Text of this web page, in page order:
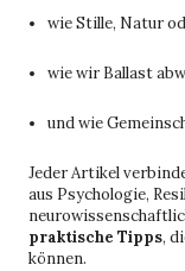
wie Stille, Natur
wie wir Ballast
und wie
Jeder Artikel
aus Psychologie,
praktische Tipps,
können.